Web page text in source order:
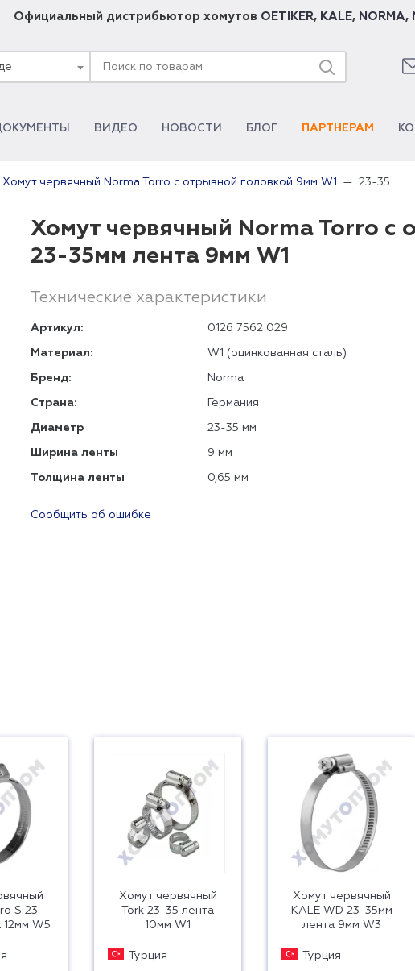
Официальный дистрибьютор хомутов OETIKER, KALE, NORMA,
ВИДЕО НОВОСТИ БЛОГ ПАРТНЕРАМ
Хомут червячный Norma Torro с отрывной головкой 9мм W1 23-35
Хомут червячный Norma Torro с
23-35мм лента 9мм W1
Технические характеристики
Артикул: 0126 7562 029
Материал: W1 (оцинкованная сталь)
Бренд: Norma
Страна: Германия
Диаметр 23-35 мм
Ширина ленты 9 мм
Толщина ленты 0,65 мм
Сообщить об ошибке
S 23-
12мм W5
Хомут червячный
Tork 23-35 лента
10мм W1
Турция
Хомут червячный
KALE WD 23-35мм
лента 9мм W3
Турция